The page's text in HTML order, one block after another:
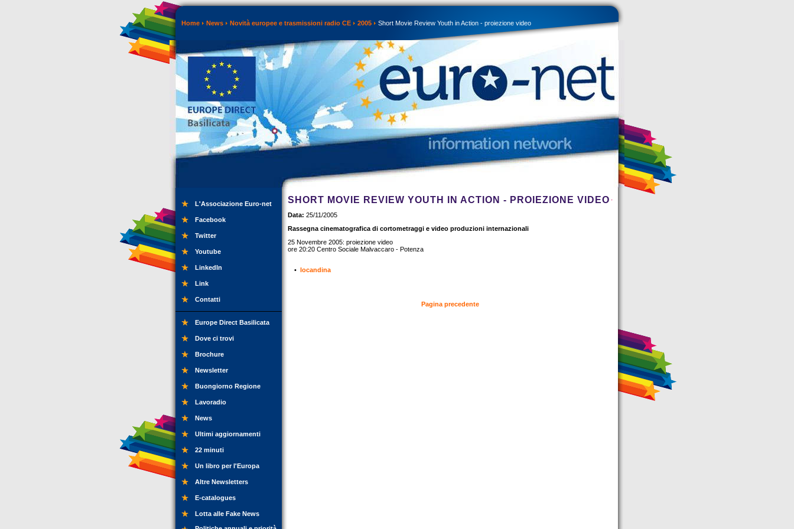
Home News Novità europee e trasmissioni radio CE 2005 Short Movie Review Youth in Action - proiezione video
L'Associazione Euro-net
Facebook
Twitter
Youtube
LinkedIn
Link
Contatti
Europe Direct Basilicata
Dove ci trovi
Brochure
Newsletter
Buongiorno Regione
Lavoradio
News
Ultimi aggiornamenti
22 minuti
Un libro per l'Europa
Altre Newsletters
E-catalogues
Lotta alle Fake News
SHORT MOVIE REVIEW YOUTH IN ACTION - PROIEZIONE VIDEO
Data: 25/11/2005
Rassegna cinematografica di cortometraggi e video produzioni internazionali
25 Novembre 2005: proiezione video
ore 20:20 Centro Sociale Malvaccaro - Potenza
• locandina
Pagina precedente